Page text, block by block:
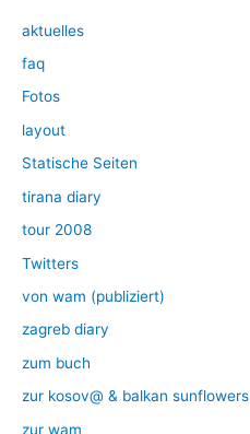
aktuelles
faq
Fotos
layout
Statische Seiten
tirana diary
tour 2008
Twitters
von wam (publiziert)
zagreb diary
zum buch
zur kosov@ & balkan sunflowers
zur wam